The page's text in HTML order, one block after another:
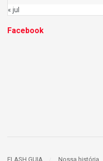
« jul
Facebook
FLASH GUIA Nossa história